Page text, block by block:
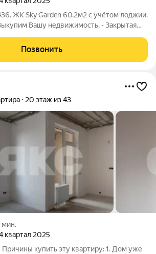
ЖК Sky Garden 60.2м2 с учётом лоджии.
Вашу недвижимость. - Закрытая
- Современные детские и спортивные
Позвонить
20 этаж из 43
мин.
квартал 2025
купить эту квартиру: 1. Дом уже